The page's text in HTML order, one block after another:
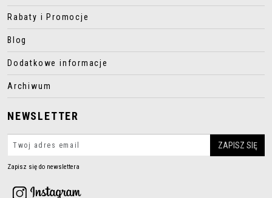
Rabaty i Promocje
Blog
Dodatkowe informacje
Archiwum
NEWSLETTER
Zapisz się do newslettera